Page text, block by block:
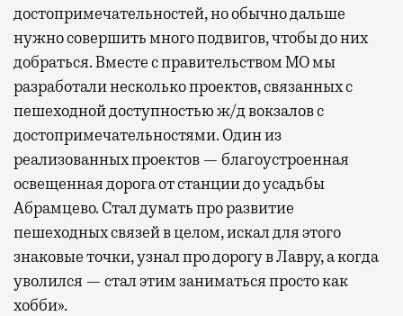
достопримечательностей, но обычно дальше
нужно совершить много подвигов, чтобы до них
добраться. Вместе с правительством МО мы
разработали несколько проектов, связанных с
пешеходной доступностью ж/д вокзалов с
достопримечательностями. Один из
реализованных проектов — благоустроенная
освещенная дорога от станции до усадьбы
Абрамцево. Стал думать про развитие
пешеходных связей в целом, искал для этого
знаковые точки, узнал про дорогу в Лавру, а когда
уволился — стал этим заниматься просто как
хобби».